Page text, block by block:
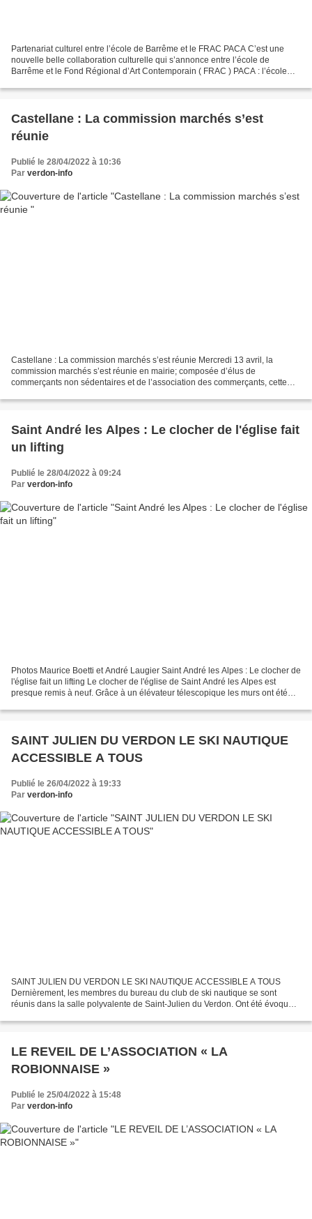
Partenariat culturel entre l’école de Barrême et le FRAC PACA C’est une
nouvelle belle collaboration culturelle qui s’annonce entre l’école de
Barrême et le Fond Régional d’Art Contemporain ( FRAC ) PACA : l’école
Castellane : La commission marchés s’est
réunie
Publié le 28/04/2022 à 10:36
Par verdon-info
Castellane : La commission marchés s’est réunie Mercredi 13 avril, la
commission marchés s’est réunie en mairie; composée d’élus de
commerçants non sédentaires et de l’association des commerçants, cette
Saint André les Alpes : Le clocher de l'église fait
un lifting
Publié le 28/04/2022 à 09:24
Par verdon-info
Photos Maurice Boetti et André Laugier Saint André les Alpes : Le clocher de
l'église fait un lifting Le clocher de l'église de Saint André les Alpes est
presque remis à neuf. Grâce à un élévateur télescopique les murs ont été
SAINT JULIEN DU VERDON LE SKI NAUTIQUE
ACCESSIBLE A TOUS
Publié le 26/04/2022 à 19:33
Par verdon-info
SAINT JULIEN DU VERDON LE SKI NAUTIQUE ACCESSIBLE A TOUS
Dernièrement, les membres du bureau du club de ski nautique se sont
réunis dans la salle polyvalente de Saint-Julien du Verdon. Ont été évoqués
LE REVEIL DE L’ASSOCIATION « LA
ROBIONNAISE »
Publié le 25/04/2022 à 15:48
Par verdon-info